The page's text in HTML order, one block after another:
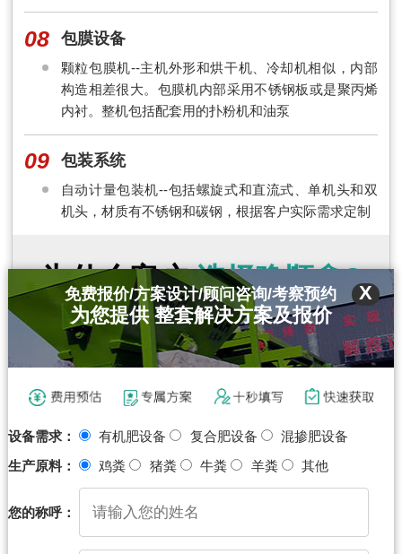
08 包膜设备
颗粒包膜机--主机外形和烘干机、冷却机相似，内部
构造相差很大。包膜机内部采用不锈钢板或是聚丙烯
内衬。整机包括配套用的扑粉机和油泵
09 包装系统
自动计量包装机--包括螺旋式和直流式、单机头和双
机头，材质有不锈钢和碳钢，根据客户实际需求定制
为什么客户 选择豫顺鑫?
四大核心保障 专业研发生产
X
免费报价/方案设计/顾问咨询/考察预约
为您提供 整套解决方案及报价
设备需求： 有机肥设备 复合肥设备
混掺肥设备
生产原料：
鸡粪 猪粪 牛粪 羊粪 其他
您的称呼：